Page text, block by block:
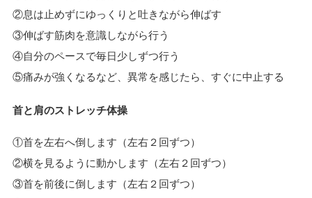
②息は止めずにゆっくりと吐きながら伸ばす
③伸ばす筋肉を意識しながら行う
④自分のペースで毎日少しずつ行う
⑤痛みが強くなるなど、異常を感じたら、すぐに中止する
首と肩のストレッチ体操
①首を左右へ倒します（左右２回ずつ）
②横を見るように動かします（左右２回ずつ）
③首を前後に倒します（左右２回ずつ）